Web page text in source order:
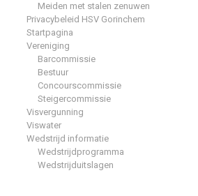
Meiden met stalen zenuwen
Privacybeleid HSV Gorinchem
Startpagina
Vereniging
Barcommissie
Bestuur
Concourscommissie
Steigercommissie
Visvergunning
Viswater
Wedstrijd informatie
Wedstrijdprogramma
Wedstrijduitslagen